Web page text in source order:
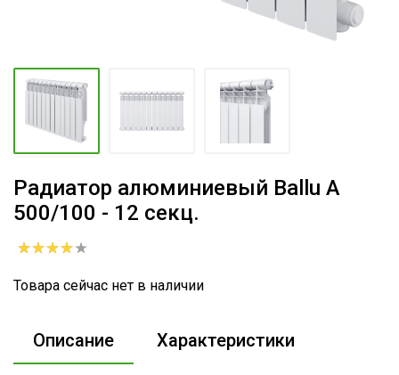
Радиатор алюминиевый Ballu A
500/100 - 12 секц.
Товара сейчас нет в наличии
Описание Характеристики